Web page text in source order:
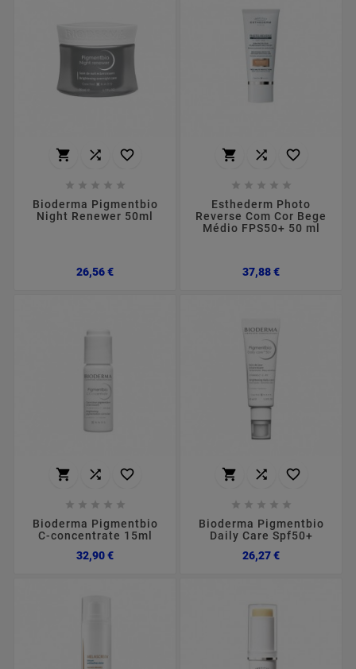
  
    
Bioderma Pigmentbio
Night Renewer 50ml
26,56 €Preço
  
    
Esthederm Photo
Reverse Com Cor Bege
Médio FPS50+ 50 ml
37,88 €Preço
  
    
Bioderma Pigmentbio
C-concentrate 15ml
32,90 €Preço
  
    
Bioderma Pigmentbio
Daily Care Spf50+
26,27 €Preço